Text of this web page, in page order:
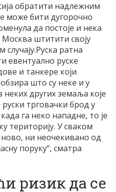
обратити надлежним
може бити дугорочно
да постоје и нека
Москва штитити своју
ратна
евентуално руске
и танкере који
што су неке и у
других земаља које
руски трговачки брод у
га неко нападне, то је
територију. У сваком
ново, ни неочекивано од
поруку“, сматра
ризик да се